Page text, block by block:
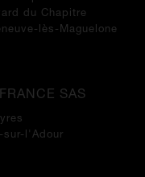
du Chapitre
lès-Maguelone
SAS
sur-l'Adour